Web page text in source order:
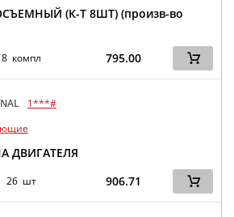
(К-Т 8ШТ) (произв-во
8 компл 795.00
1***#
ДВИГАТЕЛЯ
26 шт 906.71